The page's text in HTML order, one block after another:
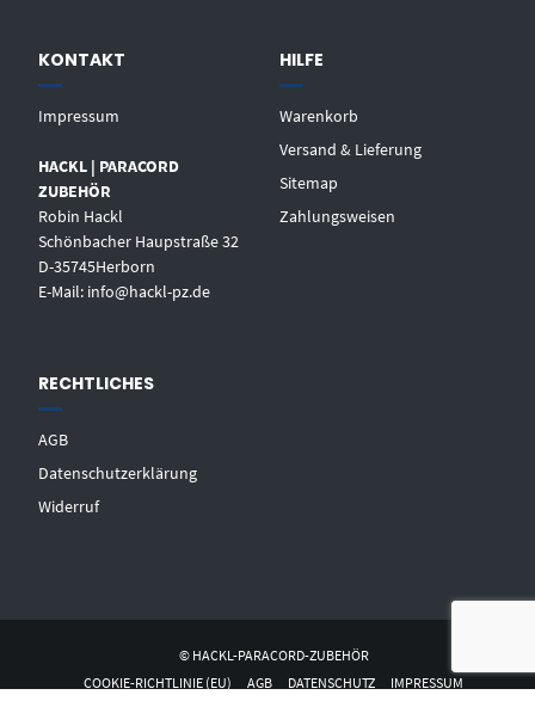
KONTAKT
Impressum
HACKL | PARACORD
ZUBEHÖR
Robin Hackl
Schönbacher Haupstraße 32
D-35745Herborn
E-Mail: info@hackl-pz.de
HILFE
Warenkorb
Versand & Lieferung
Sitemap
Zahlungsweisen
RECHTLICHES
AGB
Datenschutzerklärung
Widerruf
© HACKL-PARACORD-ZUBEHÖR
COOKIE-RICHTLINIE (EU)
AGB DATENSCHUTZ IMPRESSUM